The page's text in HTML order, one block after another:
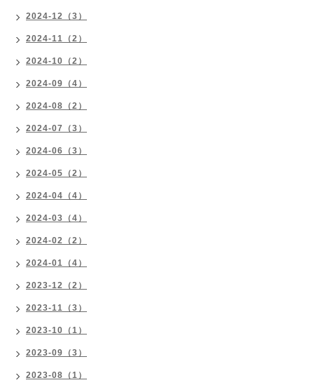
2024-12（3）
2024-11（2）
2024-10（2）
2024-09（4）
2024-08（2）
2024-07（3）
2024-06（3）
2024-05（2）
2024-04（4）
2024-03（4）
2024-02（2）
2024-01（4）
2023-12（2）
2023-11（3）
2023-10（1）
2023-09（3）
2023-08（1）